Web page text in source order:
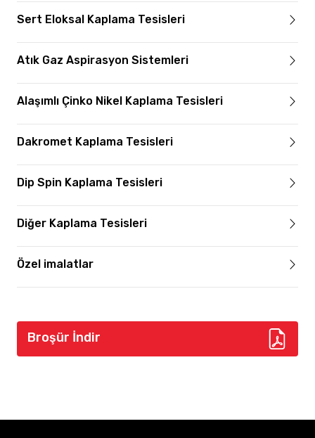
Sert Eloksal Kaplama Tesisleri
Atık Gaz Aspirasyon Sistemleri
Alaşımlı Çinko Nikel Kaplama Tesisleri
Dakromet Kaplama Tesisleri
Dip Spin Kaplama Tesisleri
Diğer Kaplama Tesisleri
Özel imalatlar
Broşür İndir